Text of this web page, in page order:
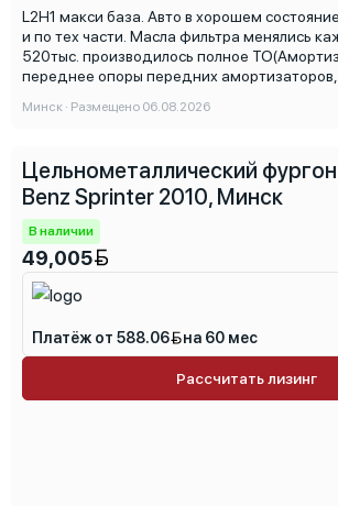
L2H1 макси база. Авто в хорошем
и по тех части. Масла фильтра менялись
520тыс. производилось полное
переднее опоры передних
остальном все исправно и готова к работе.
Минск · Размещено 06.08.2026
Цельнометаллический
Benz Sprinter 2010, Минск
В наличии
49,005
Платёж от 588.06 на 60 мес
Рассчитать лизинг